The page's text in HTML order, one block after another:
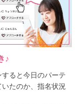
♪
ると今日のパーテ
たのか、指名状況